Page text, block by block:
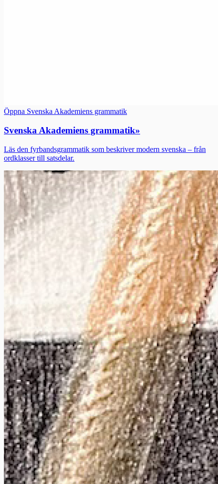
Öppna Svenska Akademiens grammatik
Svenska Akademiens grammatik»
Läs den fyrbandsgrammatik som beskriver modern svenska – från
ordklasser till satsdelar.